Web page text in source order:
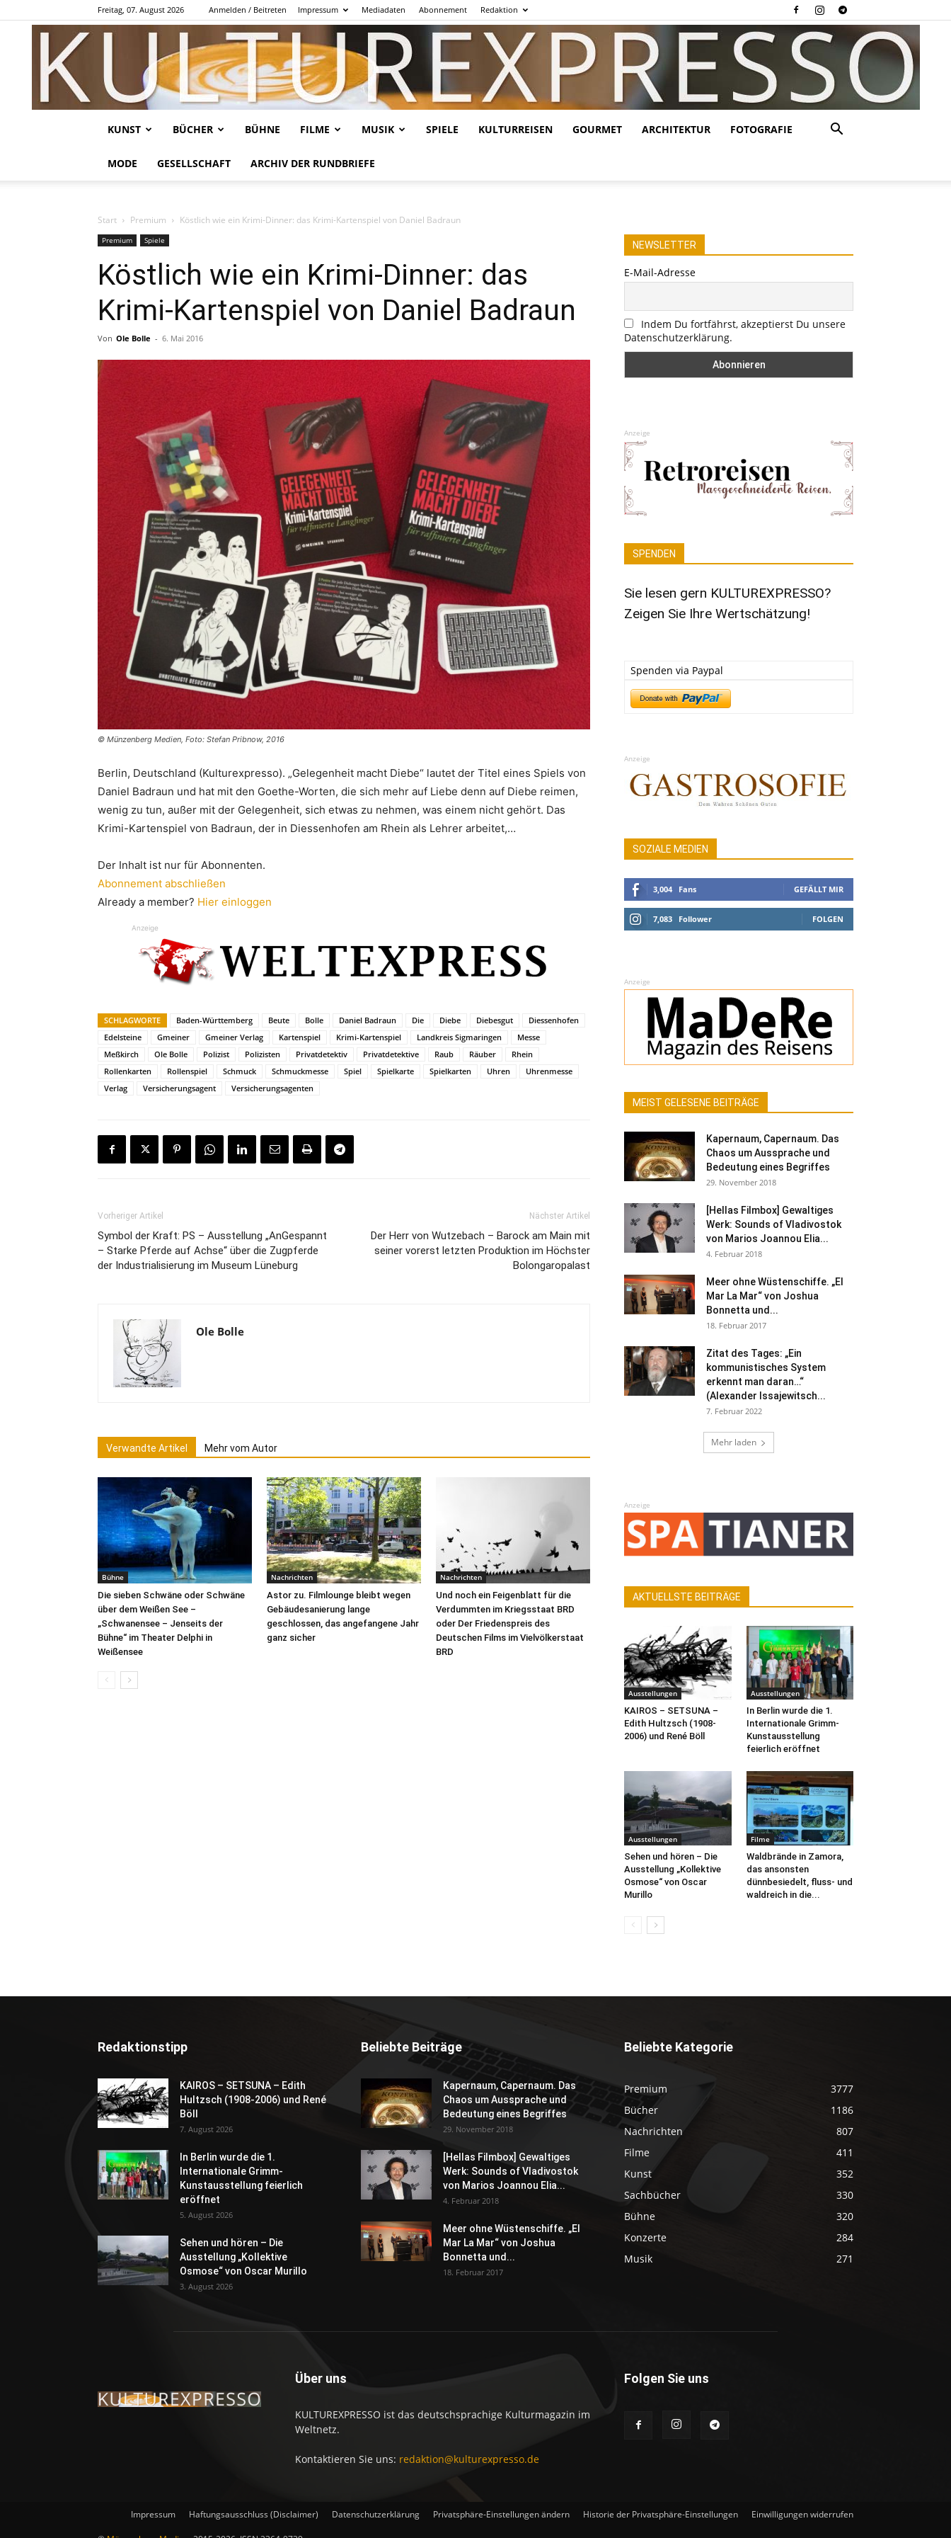
Freitag, 07. August 2026 Anmelden / Beitreten Impressum Mediadaten Abonnement Redaktion
KUNST BÜCHER BÜHNE FILME MUSIK SPIELE KULTURREISEN GOURMET ARCHITEKTUR FOTOGRAFIE
MODE GESELLSCHAFT ARCHIV DER RUNDBRIEFE
Start Premium Köstlich wie ein Krimi-Dinner: das Krimi-Kartenspiel von Daniel Badraun
Premium Spiele
Köstlich wie ein Krimi-Dinner: das
Krimi-Kartenspiel von Daniel Badraun
Von Ole Bolle - 6. Mai 2016
© Münzenberg Medien, Foto: Stefan Pribnow, 2016
Berlin, Deutschland (Kulturexpresso). „Gelegenheit macht Diebe“ lautet der Titel eines Spiels von
Daniel Badraun und hat mit den Goethe-Worten, die sich mehr auf Liebe denn auf Diebe reimen,
wenig zu tun, außer mit der Gelegenheit, sich etwas zu nehmen, was einem nicht gehört. Das
Krimi-Kartenspiel von Badraun, der in Diessenhofen am Rhein als Lehrer arbeitet,…
Der Inhalt ist nur für Abonnenten.
Abonnement abschließen
Already a member? Hier einloggen
Anzeige
SCHLAGWORTE Baden-Württemberg Beute Bolle Daniel Badraun Die Diebe Diebesgut
Diessenhofen
Edelsteine
Gmeiner Gmeiner Verlag Kartenspiel Krimi-Kartenspiel Landkreis Sigmaringen
Messe
Meßkirch
Ole Bolle Polizist Polizisten Privatdetektiv Privatdetektive Raub Räuber
Rhein
Rollenkarten
Rollenspiel Schmuck Schmuckmesse Spiel Spielkarte Spielkarten Uhren
Uhrenmesse
Verlag
Versicherungsagent Versicherungsagenten
Vorheriger Artikel
Symbol der Kraft: PS – Ausstellung „AnGespannt
– Starke Pferde auf Achse“ über die Zugpferde
der Industrialisierung im Museum Lüneburg
Nächster Artikel
Der Herr von Wutzebach – Barock am Main mit
seiner vorerst letzten Produktion im Höchster
Bolongaropalast
Ole Bolle
Verwandte Artikel Mehr vom Autor
Bühne
Die sieben Schwäne oder Schwäne
über dem Weißen See –
„Schwanensee – Jenseits der
Bühne“ im Theater Delphi in
Weißensee
Nachrichten
Astor zu. Filmlounge bleibt wegen
Gebäudesanierung lange
geschlossen, das angefangene Jahr
ganz sicher
Nachrichten
Und noch ein Feigenblatt für die
Verdummten im Kriegsstaat BRD
oder Der Friedenspreis des
Deutschen Films im Vielvölkerstaat
BRD
NEWSLETTER
E-Mail-Adresse
Indem Du fortfährst, akzeptierst Du unsere
Datenschutzerklärung.
Anzeige
SPENDEN
Sie lesen gern KULTUREXPRESSO?
Zeigen Sie Ihre Wertschätzung!
Spenden via Paypal
Anzeige
SOZIALE MEDIEN
3,004 Fans GEFÄLLT MIR
7,083 Follower FOLGEN
Anzeige
MEIST GELESENE BEITRÄGE
Kapernaum, Capernaum. Das
Chaos um Aussprache und
Bedeutung eines Begriffes
29. November 2018
[Hellas Filmbox] Gewaltiges
Werk: Sounds of Vladivostok
von Marios Joannou Elia...
4. Februar 2018
Meer ohne Wüstenschiffe. „El
Mar La Mar“ von Joshua
Bonnetta und...
18. Februar 2017
Zitat des Tages: „Ein
kommunistisches System
erkennt man daran…“
(Alexander Issajewitsch...
7. Februar 2022
Mehr laden
Anzeige
AKTUELLSTE BEITRÄGE
Ausstellungen
KAIROS – SETSUNA –
Edith Hultzsch (1908-
2006) und René Böll
Ausstellungen
In Berlin wurde die 1.
Internationale Grimm-
Kunstausstellung
feierlich eröffnet
Ausstellungen
Sehen und hören – Die
Ausstellung „Kollektive
Osmose“ von Oscar
Murillo
Filme
Waldbrände in Zamora,
das ansonsten
dünnbesiedelt, fluss- und
waldreich in die...
Redaktionstipp
KAIROS – SETSUNA – Edith
Hultzsch (1908-2006) und René
Böll
7. August 2026
In Berlin wurde die 1.
Internationale Grimm-
Kunstausstellung feierlich
eröffnet
5. August 2026
Sehen und hören – Die
Ausstellung „Kollektive
Osmose“ von Oscar Murillo
3. August 2026
Beliebte Beiträge
Kapernaum, Capernaum. Das
Chaos um Aussprache und
Bedeutung eines Begriffes
29. November 2018
[Hellas Filmbox] Gewaltiges
Werk: Sounds of Vladivostok
von Marios Joannou Elia...
4. Februar 2018
Meer ohne Wüstenschiffe. „El
Mar La Mar“ von Joshua
Bonnetta und...
18. Februar 2017
Beliebte Kategorie
Premium
3777
Bücher
1186
Nachrichten
807
Filme
411
Kunst
352
Sachbücher
330
Bühne
320
Konzerte
284
Musik
271
Über uns
KULTUREXPRESSO ist das deutschsprachige Kulturmagazin im
Weltnetz.
Kontaktieren Sie uns: redaktion@kulturexpresso.de
Folgen Sie uns
Impressum Haftungsausschluss (Disclaimer) Datenschutzerklärung Privatsphäre-Einstellungen ändern Historie der Privatsphäre-Einstellungen Einwilligungen widerrufen